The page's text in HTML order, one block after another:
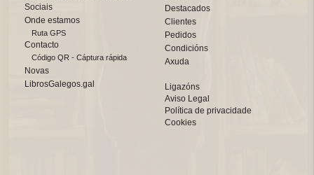
Sociais
Onde estamos
Ruta GPS
Contacto
Código QR - Cáptura rápida
Novas
LibrosGalegos.gal
Destacados
Clientes
Pedidos
Condicións
Axuda
Ligazóns
Aviso Legal
Política de privacidade
Cookies